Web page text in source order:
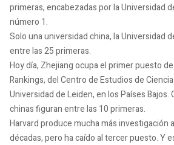
primeras, encabezadas por la Universidad
número 1.
Solo una universidad china, la Universidad
entre las 25 primeras.
Hoy día, Zhejiang ocupa el primer puesto
Rankings, del Centro de Estudios de
Universidad de Leiden, en los Países Bajos.
chinas figuran entre las 10 primeras.
Harvard produce mucha más investigación
décadas, pero ha caído al tercer puesto. Y